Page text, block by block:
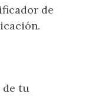
de
tu